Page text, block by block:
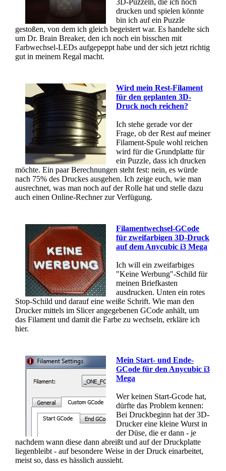
drucken und spielen könnte
bin ich auf ein Puzzle
gestoßen, von dem ich gleich begeistert war. Es handelte sich
um Dr. Brain Breaker, den ich noch ein bisschen mit
Farbwechsel-LEDs aufgepeppt habe und der sich jetzt richtig
gut in meinem Regal macht.
Wird mein Rest-Filament
für den geplanten 3D-
Druck noch reichen?
Ich stehe gerade vor der
Frage, ob der Rest auf meiner
Filament-Spule wohl reichen
wird für die Grundplatte für
ein Puzzle, dass ich drucken
möchte. Ein paar Berechnungen steht fest: nein, es würde
nach 75% des Druckes ausgehen. Ich zeige euch, wie man
ausrechnet, was man noch auf der Rolle hat und stelle dazu
auch einen Online-Rechner zur Verfügung.
Filamentwechsel-GCode
für zweifarbigen 3D-Druck
auf dem Anycubic i3 Mega
Ich will ein zweifarbiges
"Keine Werbung"-Schild für
meinen Briefkasten
ausdrucken. Unten ein rotes
Stop-Schild und darauf eine weiße Schrift. Wie man den
Drucker mittels im Slicer angegebenen GCode anhält, um
das Filament und damit die Farbe zu wechseln, erkläre ich
hier.
Mein Start- und Ende-
GCode für den Anycubic i3
Mega
Wer keinen Start-Gcode hat,
dürfte das Problem kennen:
Bei Druckbeginn hat der 3D-
Drucker eine kleine Wurst in
der Düse, die er dann - je
nachdem wann diese dann abreißt und auf der Druckplatte
liegenbleibt - auf besondere Weise in der Druck einarbeitet,
meist so, dass es hässlich aussieht.